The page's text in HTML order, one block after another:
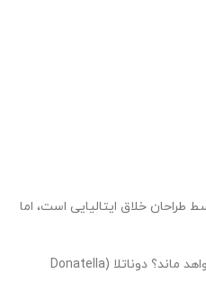
طراحان خلاق ایتالیایی است، اما
Donatella